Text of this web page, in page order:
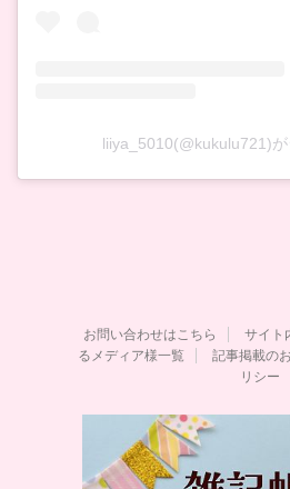
liiya_5010(@kukulu721)
お問い合わせはこちら サイト
るメディア様一覧
記事掲載の
リシー